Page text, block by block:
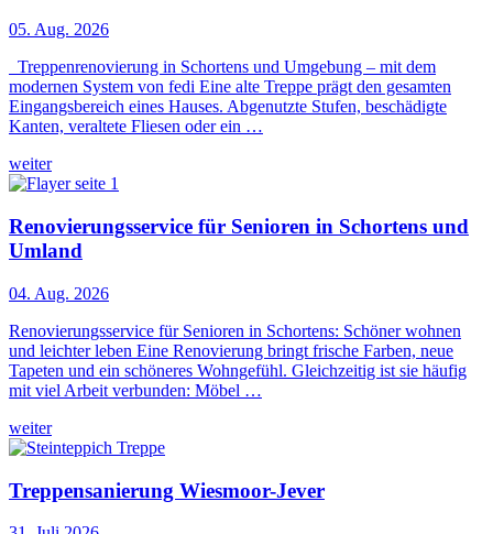
05. Aug. 2026
Treppenrenovierung in Schortens und Umgebung – mit dem
modernen System von fedi Eine alte Treppe prägt den gesamten
Eingangsbereich eines Hauses. Abgenutzte Stufen, beschädigte
Kanten, veraltete Fliesen oder ein …
weiter
Renovierungsservice für Senioren in Schortens und
Umland
04. Aug. 2026
Renovierungsservice für Senioren in Schortens: Schöner wohnen
und leichter leben Eine Renovierung bringt frische Farben, neue
Tapeten und ein schöneres Wohngefühl. Gleichzeitig ist sie häufig
mit viel Arbeit verbunden: Möbel …
weiter
Treppensanierung Wiesmoor-Jever